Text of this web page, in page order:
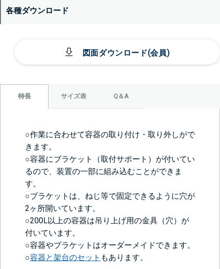
各種ダウンロード
図面ダウンロード(会員)
特長 サイズ表 Q＆A
○作業に合わせて容器の取り付け・取り外しがで
きます。
○容器にブラケット（取付サポート）が付いてい
るので、装置の一部に組み込むことができま
す。
○ブラケットは、ねじ等で固定できるように穴が
2ヶ所開いています。
○200L以上の容器は吊り上げ用の金具（穴）が
付いています。
○容器やブラケットはオーダーメイドできます。
○容器と架台のセット もあります。